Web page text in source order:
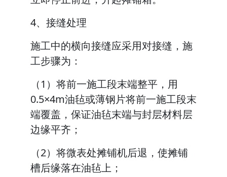
4、接缝处理
施工中的横向接缝应采用对接缝，施
工步骤为：
（1）将前一施工段末端整平，用
0.5×4m油毡或薄钢片将前一施工段末
端覆盖，保证油毡末端与封层材料层
边缘平齐；
（2）将微表处摊铺机后退，使摊铺
槽后缘落在油毡上；